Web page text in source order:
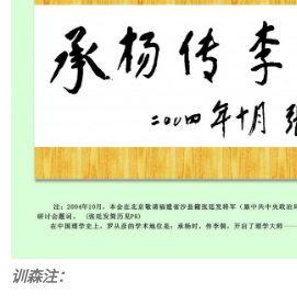
训森注：